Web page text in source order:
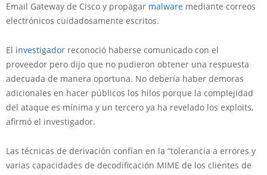
Email Gateway de Cisco y propagar malware mediante correos
electrónicos cuidadosamente escritos.
El investigador reconoció haberse comunicado con el
proveedor pero dijo que no pudieron obtener una respuesta
adecuada de manera oportuna. No debería haber demoras
adicionales en hacer públicos los hilos porque la complejidad
del ataque es mínima y un tercero ya ha revelado los exploits,
afirmó el investigador.
Las técnicas de derivación confían en la “tolerancia a errores y
varias capacidades de decodificación MIME de los clientes de